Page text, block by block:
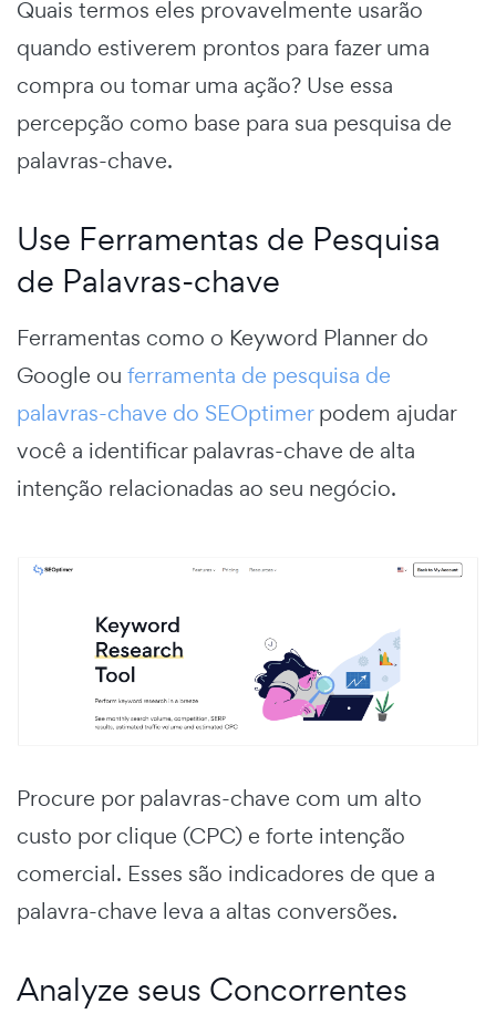
Quais termos eles provavelmente usarão
quando estiverem prontos para fazer uma
compra ou tomar uma ação? Use essa
percepção como base para sua pesquisa de
palavras-chave.
Use Ferramentas de Pesquisa
de Palavras-chave
Ferramentas como o Keyword Planner do
Google ou ferramenta de pesquisa de
palavras-chave do SEOptimerpodem ajudar
você a identificar palavras-chave de alta
intenção relacionadas ao seu negócio.
Procure por palavras-chave com um alto
custo por clique (CPC) e forte intenção
comercial. Esses são indicadores de que a
palavra-chave leva a altas conversões.
Analyze seus Concorrentes